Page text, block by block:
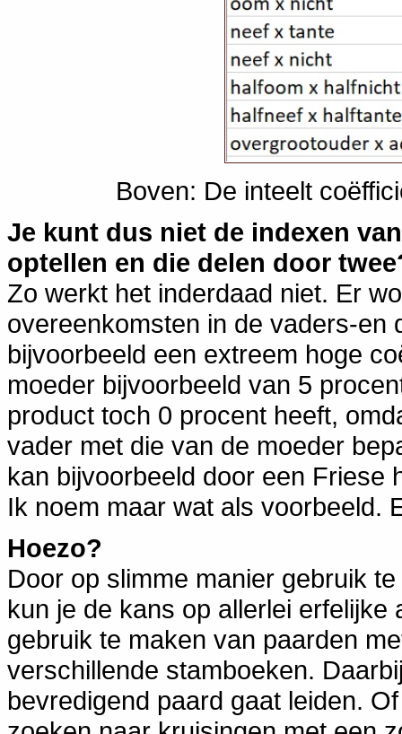
Boven: De inteelt
Je kunt dus niet de indexen
optellen en die delen door
Zo werkt het inderdaad niet. Er
overeenkomsten in de vaders-en
bijvoorbeeld een extreem hoge
moeder bijvoorbeeld van 5
product toch 0 procent heeft,
vader met die van de moeder
kan bijvoorbeeld door een Friese
Ik noem maar wat als voorbeeld.
Hoezo?
Door op slimme manier gebruik
kun je de kans op allerlei
gebruik te maken van paarden
verschillende stamboeken.
bevredigend paard gaat leiden.